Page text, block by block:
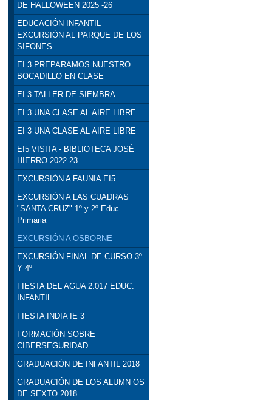
DE HALLOWEEN 2025 -26
EDUCACIÓN INFANTIL
EXCURSIÓN AL PARQUE DE LOS
SIFONES
EI 3 PREPARAMOS NUESTRO
BOCADILLO EN CLASE
EI 3 TALLER DE SIEMBRA
EI 3 UNA CLASE AL AIRE LIBRE
EI 3 UNA CLASE AL AIRE LIBRE
EI5 VISITA - BIBLIOTECA JOSÉ
HIERRO 2022-23
EXCURSIÓN A FAUNIA EI5
EXCURSIÓN A LAS CUADRAS
"SANTA CRUZ" 1º y 2º Educ.
Primaria
EXCURSIÓN A OSBORNE
EXCURSIÓN FINAL DE CURSO 3º
Y 4º
FIESTA DEL AGUA 2.017 EDUC.
INFANTIL
FIESTA INDIA IE 3
FORMACIÓN SOBRE
CIBERSEGURIDAD
GRADUACIÓN DE INFANTIL 2018
GRADUACIÓN DE LOS ALUMN OS
DE SEXTO 2018